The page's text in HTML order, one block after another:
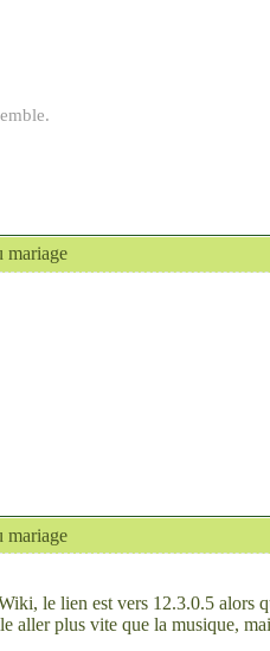
mariage
mariage
le lien est vers 12.3.0.5 alors
aller plus vite que la musique,